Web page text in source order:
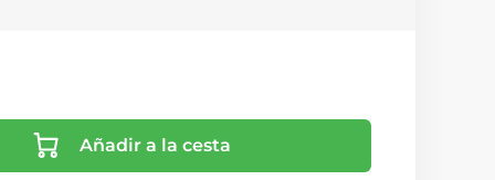
Añadir a la cesta